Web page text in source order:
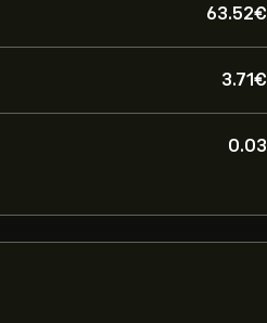
63.52‎€‎
3.71‎€‎
0.03